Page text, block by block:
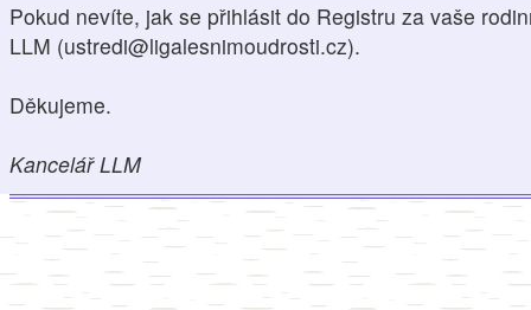
Pokud nevíte, jak se přihlásit do Registru za vaše
LLM (ustredi@ligalesnimoudrosti.cz).
Děkujeme.
Kancelář LLM